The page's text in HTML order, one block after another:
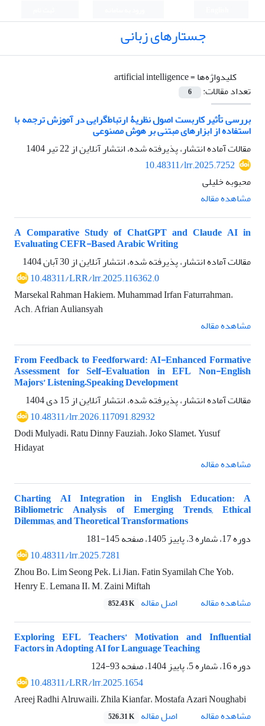
جستارهای زبانی
کلیدواژه‌ها =artificial intelligence
تعداد مقالات:
6
بررسی تأثیر کاربست اصول نظریۀ ارتباط‌گرایی در آموزش ترجمه با
استفاده از ابزارهای مبتنی بر هوش مصنوعی
مقالات آماده انتشار، پذیرفته شده، انتشار آنلاین از22 تیر 1404
10.48311/lrr.2025.7252
محبوبه خلیلی
مشاهده مقاله
A Comparative Study of ChatGPT and Claude AI in
Evaluating CEFR-Based Arabic Writing
مقالات آماده انتشار، پذیرفته شده، انتشار آنلاین از30 آبان 1404
10.48311/LRR/lrr.2025.116362.0
Marsekal Rahman Hakiem، Muhammad Irfan Faturrahman،
Ach. Afrian Auliansyah
مشاهده مقاله
From Feedback to Feedforward: AI-Enhanced Formative
Assessment for Self-Evaluation in EFL Non-English
Majors’ Listening–Speaking Development
مقالات آماده انتشار، پذیرفته شده، انتشار آنلاین از15 دی 1404
10.48311/lrr.2026.117091.82932
Dodi Mulyadi، Ratu Dinny Fauziah، Joko Slamet، Yusuf
Hidayat
مشاهده مقاله
Charting AI Integration in English Education: A
Bibliometric Analysis of Emerging Trends, Ethical
Dilemmas, and Theoretical Transformations
دوره 17، شماره 3، پاییز 1405، صفحه
145-181
10.48311/lrr.2025.7281
Zhou Bo، Lim Seong Pek، Li Jian، Fatin Syamilah Che Yob،
Henry E. Lemana II، M. Zaini Miftah
مشاهده مقاله
اصل مقاله 852.43 K
Exploring EFL Teachers’ Motivation and Influential
Factors in Adopting AI for Language Teaching
دوره 16، شماره 5، پاییز 1404، صفحه
93-124
10.48311/LRR/lrr.2025.1654
Areej Radhi Alruwaili، Zhila Kianfar، Mostafa Azari Noughabi
مشاهده مقاله
اصل مقاله 526.31 K